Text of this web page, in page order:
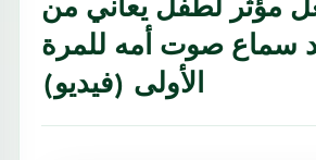
سماع صوت أمه للمرة
الأولى (فيديو)